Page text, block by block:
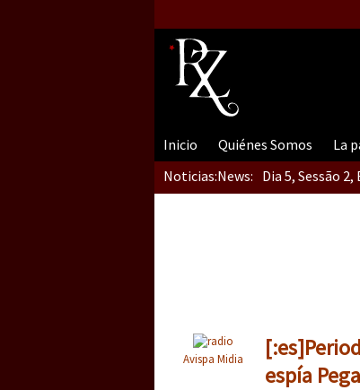
Inicio Quiénes Somos La
Noticias:News: Dia 5, Sessão
Avispa Midia
espía